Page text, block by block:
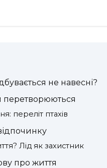
не навесні?
перетворюються
переліт птахів
Лід як захистник
про життя